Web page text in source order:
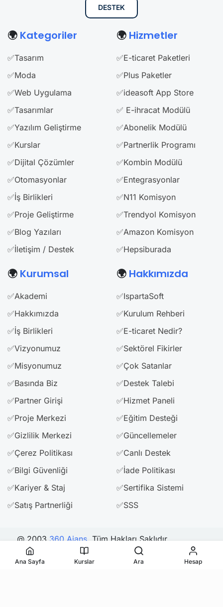
DESTEK
🌍 Kategoriler
✅Tasarım
✅Moda
✅Web Uygulama
✅Tasarımlar
✅Yazılım Geliştirme
✅Kurslar
✅Dijital Çözümler
✅Otomasyonlar
✅İş Birlikleri
✅Proje Geliştirme
✅Blog Yazıları
✅İletişim / Destek
🌍 Hizmetler
✅E-ticaret Paketleri
✅Plus Paketler
✅ideasoft App Store
✅ E-ihracat Modülü
✅Abonelik Modülü
✅Partnerlik Programı
✅Kombin Modülü
✅Entegrasyonlar
✅N11 Komisyon
✅Trendyol Komisyon
✅Amazon Komisyon
✅Hepsiburada
🌍 Kurumsal
✅Akademi
✅Hakkımızda
✅İş Birlikleri
✅Vizyonumuz
✅Misyonumuz
✅Basında Biz
✅Partner Girişi
✅Proje Merkezi
✅Gizlilik Merkezi
✅Çerez Politikası
✅Bilgi Güvenliği
✅Kariyer & Staj
✅Satış Partnerliği
🌍 Hakkımızda
✅IspartaSoft
✅Kurulum Rehberi
✅E-ticaret Nedir?
✅Sektörel Fikirler
✅Çok Satanlar
✅Destek Talebi
✅Hizmet Paneli
✅Eğitim Desteği
✅Güncellemeler
✅Canlı Destek
✅İade Politikası
✅Sertifika Sistemi
✅SSS
@ 2003 360 Ajans. Tüm Hakları Saklıdır.
Ana Sayfa Kurslar Ara Hesap